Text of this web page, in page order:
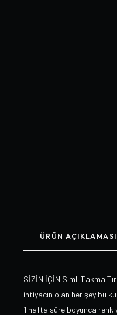
ÜRÜN AÇIKLAMASI
SİZİN İÇİN Simli Takma
ihtiyacın olan her şey bu
1 hafta süre boyunca renk